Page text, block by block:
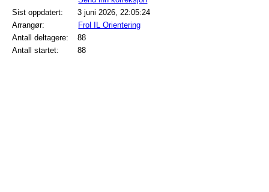
Sist oppdatert:
3 juni 2026, 22:05:24
Arrangør:
Frol IL Orientering
Antall deltagere:
88
Antall startet:
88